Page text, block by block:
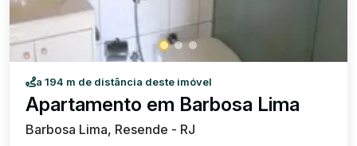
a 194 m de distância deste imóvel
Apartamento em Barbosa Lima
Barbosa Lima, Resende - RJ